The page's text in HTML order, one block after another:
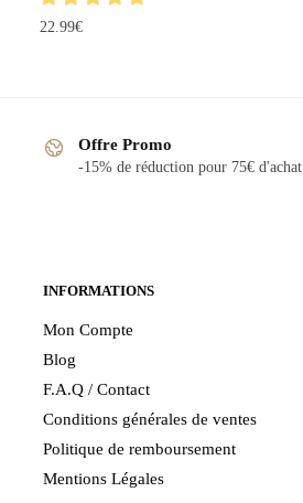
22.99€
Offre Promo
-15% de réduction pour 75€ d'achat
INFORMATIONS
Mon Compte
Blog
F.A.Q / Contact
Conditions générales de ventes
Politique de remboursement
Mentions Légales